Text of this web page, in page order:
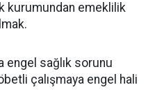
kurumundan emeklilik
engel sağlık sorunu
çalışmaya engel hali